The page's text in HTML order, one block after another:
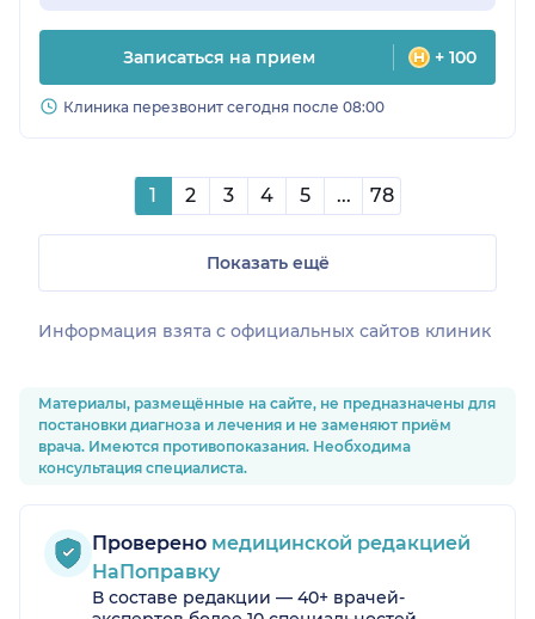
Записаться на прием + 100
Клиника перезвонит сегодня после 08:00
1 2 3 4 5 ... 78
Показать ещё
Информация взята c официальных сайтов клиник
Материалы, размещённые на сайте, не предназначены для
постановки диагноза и лечения и не заменяют приём
врача. Имеются противопоказания. Необходима
консультация специалиста.
Проверено медицинской редакцией
НаПоправку
В составе редакции — 40+ врачей-